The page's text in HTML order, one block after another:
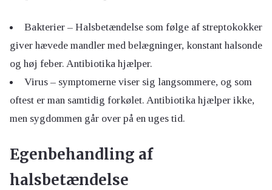
Bakterier – Halsbetændelse som følge af streptokokker
giver hævede mandler med belægninger, konstant halsonde
og høj feber. Antibiotika hjælper.
Virus – symptomerne viser sig langsommere, og som
oftest er man samtidig forkølet. Antibiotika hjælper ikke,
men sygdommen går over på en uges tid.
Egenbehandling af
halsbetændelse